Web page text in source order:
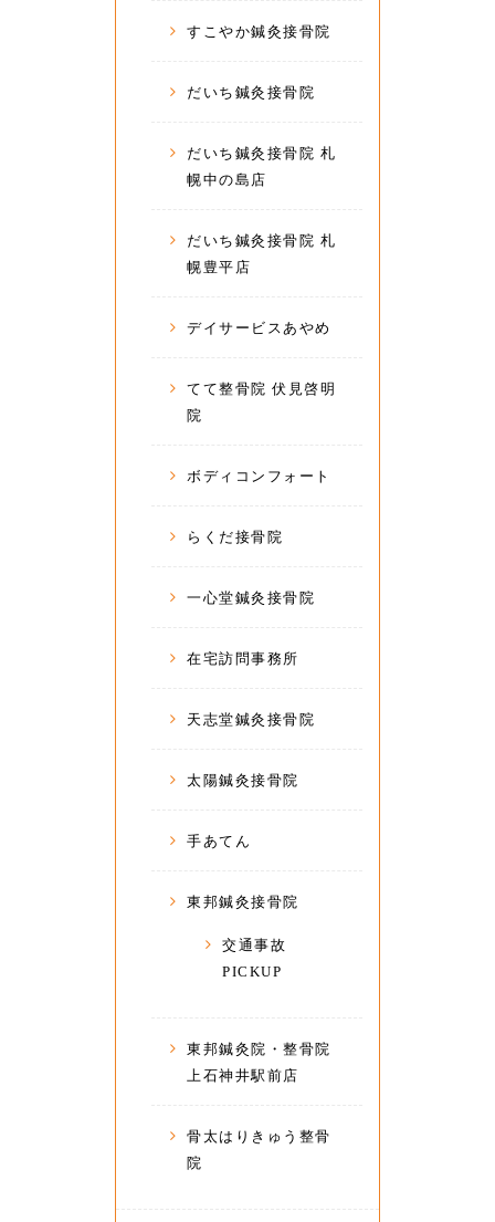
すこやか鍼灸接骨院
だいち鍼灸接骨院
だいち鍼灸接骨院 札
幌中の島店
だいち鍼灸接骨院 札
幌豊平店
デイサービスあやめ
てて整骨院 伏見啓明
院
ボディコンフォート
らくだ接骨院
一心堂鍼灸接骨院
在宅訪問事務所
天志堂鍼灸接骨院
太陽鍼灸接骨院
手あてん
東邦鍼灸接骨院
交通事故
PICKUP
東邦鍼灸院・整骨院
上石神井駅前店
骨太はりきゅう整骨
院